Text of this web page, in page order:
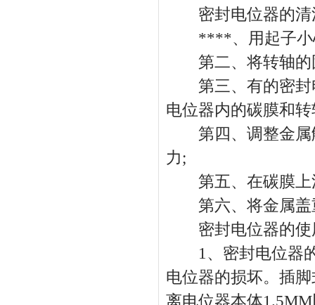
密封电位器的清
****、用起子小心
第二、将转轴的
第三、有的密封
电位器内的碳膜和
第四、调整金属
力;
第五、在碳膜上
第六、将金属盖
密封电位器的使
1、密封电位器的
电位器的损坏。插
离电位器本体